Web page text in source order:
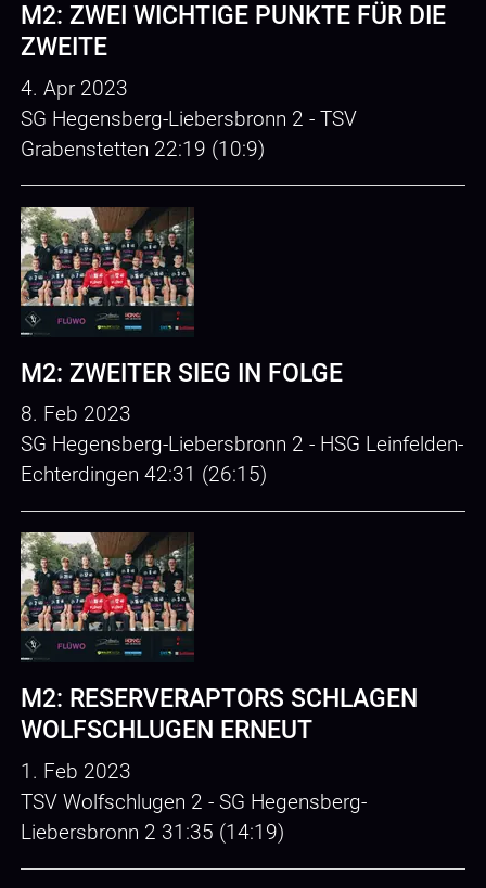
M2: ZWEI WICHTIGE PUNKTE FÜR DIE
ZWEITE
4. Apr 2023
SG Hegensberg-Liebersbronn 2 - TSV
Grabenstetten 22:19 (10:9)
M2: ZWEITER SIEG IN FOLGE
8. Feb 2023
SG Hegensberg-Liebersbronn 2 - HSG Leinfelden-
Echterdingen 42:31 (26:15)
M2: RESERVERAPTORS SCHLAGEN
WOLFSCHLUGEN ERNEUT
1. Feb 2023
TSV Wolfschlugen 2 - SG Hegensberg-
Liebersbronn 2 31:35 (14:19)